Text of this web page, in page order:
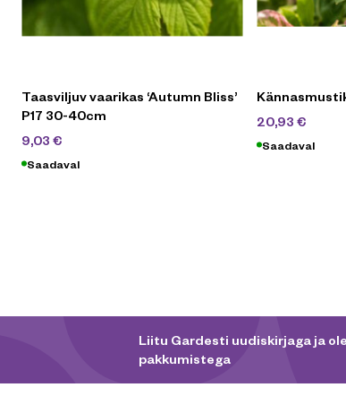
Taasviljuv vaarikas ‘Autumn Bliss’
P17 30-40cm
9,03 €
Saadaval
20,93 €
Saadaval
Liitu Gardesti uudiskirjaga ja
pakkumistega